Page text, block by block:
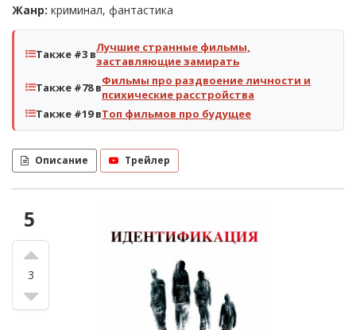
Жанр: криминал, фантастика
Также #3 вЛучшие странные фильмы,
заставляющие замирать
Также #78 вФильмы про раздвоение личности и
психические расстройства
Также #19 вТоп фильмов про будущее
Описание Трейлер
5
3